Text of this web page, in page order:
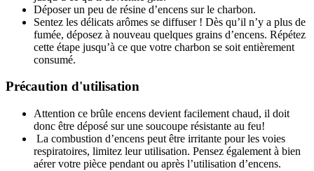
Déposer un peu de résine d’encens sur le charbon.
Sentez les délicats arômes se diffuser ! Dès qu’il n’y a plus de
fumée, déposez à nouveau quelques grains d’encens. Répétez
cette étape jusqu’à ce que votre charbon se soit entièrement
consumé.
Précaution d'utilisation
Attention ce brûle encens devient facilement chaud, il doit
donc être déposé sur une soucoupe résistante au feu!
La combustion d’encens peut être irritante pour les voies
respiratoires, limitez leur utilisation. Pensez également à bien
aérer votre pièce pendant ou après l’utilisation d’encens.